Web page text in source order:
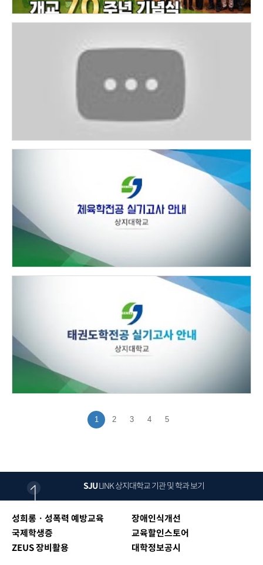
1 2 3 4 5
SJULINK상지대학교 기관 및 학과 보기
성희롱ㆍ성폭력 예방교육
장애인식개선
국제학생증
교육할인스토어
ZEUS 장비활용
대학정보공시